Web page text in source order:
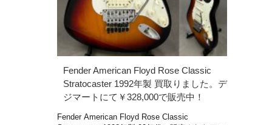
Fender American Floyd Rose Classic
Stratocaster 1992年製 買取りました。デ
ジマートにて￥328,000で販売中！
Fender American Floyd Rose Classic